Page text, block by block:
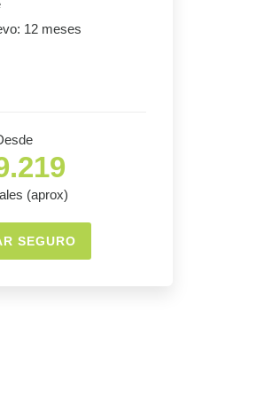
12 meses
(aprox)
SEGURO